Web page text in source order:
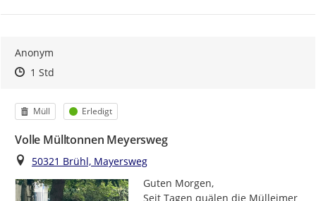
Anonym
Zeitpunkt des Erstellens
Zeitpunkt des Erstellens
1 StdZur Äußerung
Kategorie
Müll Status
Erledigt
Volle Mülltonnen Meyersweg
Ort
50321 Brühl, Mayersweg
Guten Morgen,
Seit Tagen quälen die Mülleimer